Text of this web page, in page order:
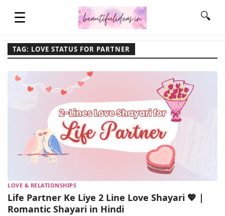
☰
LIFESTYLE
FASHION & STYLE
CONTACT NAME IDEAS
🔍
TAG: LOVE STATUS FOR PARTNER
LOVE & RELATIONSHIPS
Life Partner Ke Liye 2 Line Love Shayari 💖 |
Romantic Shayari in Hindi